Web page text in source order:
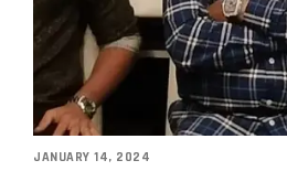
JANUARY 14, 2024